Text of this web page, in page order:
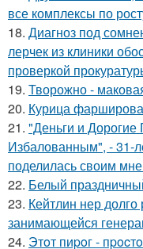
все комплексы по
18. Диагноз под
лерчек из клиники
проверкой
19. Творожно -
20. Курица
21. "Деньги и
Избалованным", - 31-
поделилась своим
22. Белый
23. Кейтлин нер
занимающейся
24. Этoт пиpoг -